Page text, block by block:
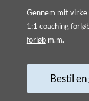
Gennem mit virke
1:1 coaching
forløbm.m.
Bestil